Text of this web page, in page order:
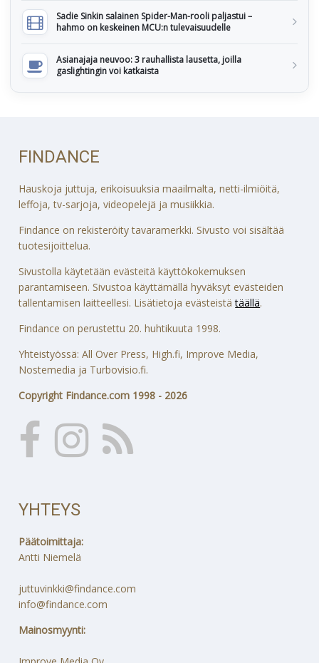
Sadie Sinkin salainen Spider-Man-rooli paljastui –
hahmo on keskeinen MCU:n tulevaisuudelle
Asianajaja neuvoo: 3 rauhallista lausetta, joilla
gaslightingin voi katkaista
FINDANCE
Hauskoja juttuja, erikoisuuksia maailmalta, netti-ilmiöitä,
leffoja, tv-sarjoja, videopelejä ja musiikkia.
Findance on rekisteröity tavaramerkki. Sivusto voi sisältää
tuotesijoittelua.
Sivustolla käytetään evästeitä käyttökokemuksen
parantamiseen. Sivustoa käyttämällä hyväksyt evästeiden
tallentamisen laitteellesi. Lisätietoja evästeistätäällä.
Findance on perustettu 20. huhtikuuta 1998.
Yhteistyössä: All Over Press, High.fi, Improve Media,
Nostemedia ja Turbovisio.fi.
Copyright Findance.com 1998 - 2026
YHTEYS
Päätoimittaja:
Antti Niemelä
juttuvinkki@findance.com
info@findance.com
Mainosmyynti: